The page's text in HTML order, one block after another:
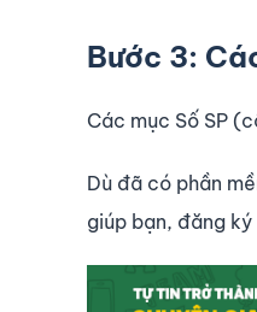
Bước 3:
Các mục Số SP
Dù đã có phần
giúp bạn, đăng